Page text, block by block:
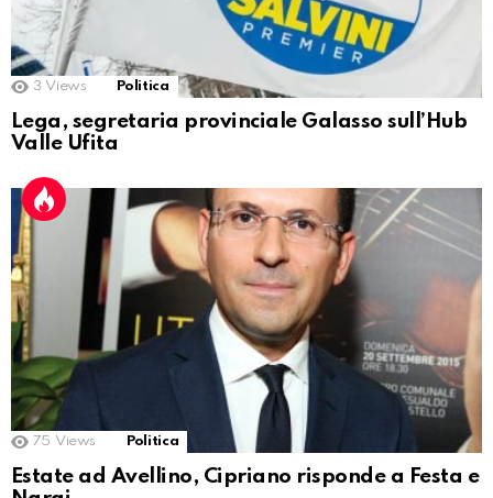
3 Views Politica
Lega, segretaria provinciale Galasso sull’Hub
Valle Ufita
75 Views Politica
Estate ad Avellino, Cipriano risponde a Festa e